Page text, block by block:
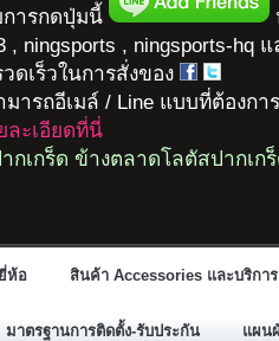
ารกดปุ่มนี้
, ningsports , ningsports-hq
ดเร็วในการสั่งของ
รถอีเมล์ / Line แบบที่ต้องกา
ละเอียดที่นี่
กเกร็ด ข้างตลาดโลตัสปากเก
ห้อ สินค้า Accessories และบริการ
มาตรฐานการติดตั้ง-รับประกัน แผน